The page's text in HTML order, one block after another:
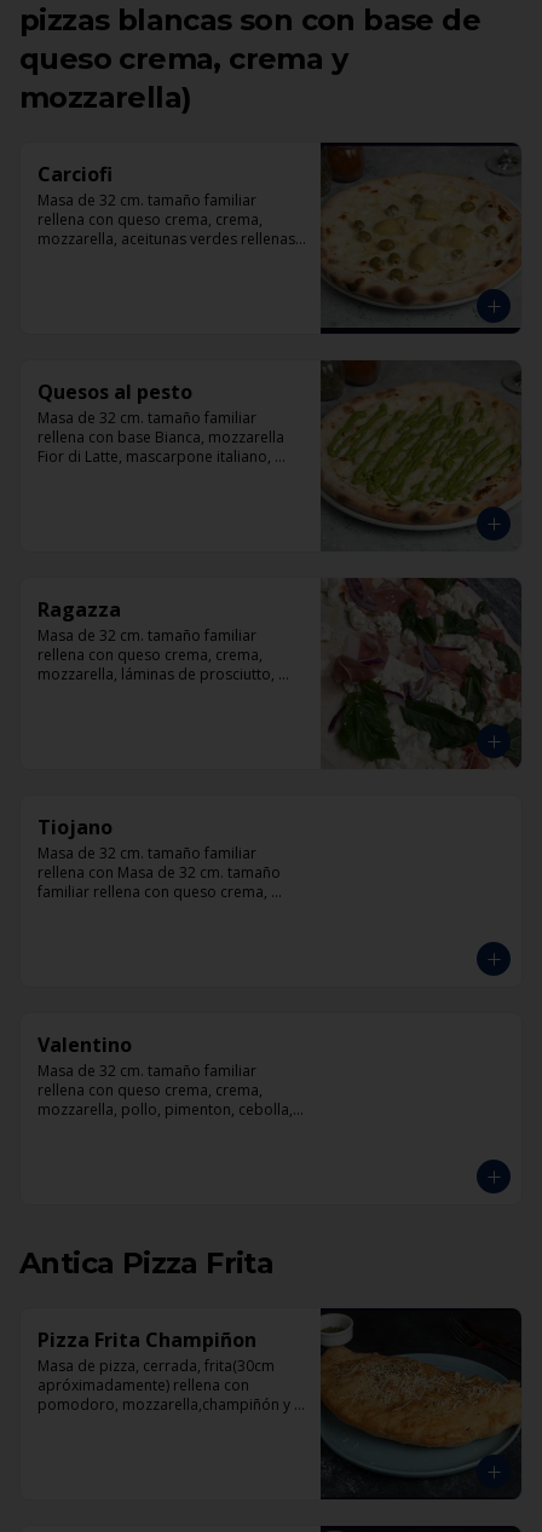
pizzas blancas son con base de
queso crema, crema y
mozzarella)
Carciofi
Masa de 32 cm. tamaño familiar
rellena con queso crema, crema,
mozzarella, aceitunas verdes rellenas
Quesos al pesto
Masa de 32 cm. tamaño familiar
rellena con base Bianca, mozzarella
Fior di Latte, mascarpone italiano,
Ragazza
Masa de 32 cm. tamaño familiar
rellena con queso crema, crema,
mozzarella, láminas de prosciutto,
Tiojano
Masa de 32 cm. tamaño familiar
rellena con Masa de 32 cm. tamaño
familiar rellena con queso crema,
Valentino
Masa de 32 cm. tamaño familiar
rellena con queso crema, crema,
mozzarella, pollo, pimenton, cebolla,
Antica Pizza Frita
Pizza Frita Champiñon
Masa de pizza, cerrada, frita(30cm
apróximadamente) rellena con
pomodoro, mozzarella,champiñón y